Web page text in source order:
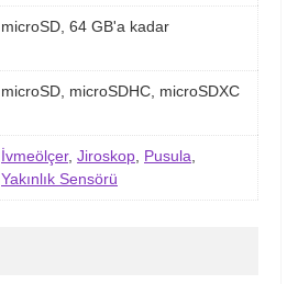
microSD, 64 GB'a kadar
microSD, microSDHC, microSDXC
İvmeölçer, Jiroskop, Pusula,
Yakınlık Sensörü